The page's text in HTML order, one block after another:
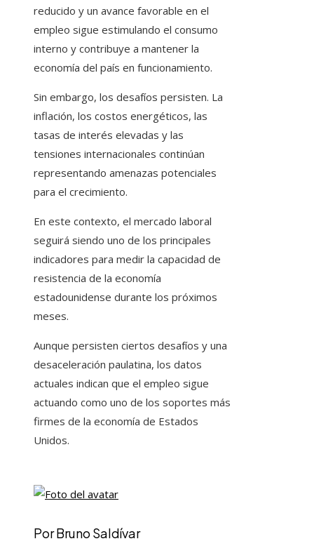
reducido y un avance favorable en el
empleo sigue estimulando el consumo
interno y contribuye a mantener la
economía del país en funcionamiento.
Sin embargo, los desafíos persisten. La
inflación, los costos energéticos, las
tasas de interés elevadas y las
tensiones internacionales continúan
representando amenazas potenciales
para el crecimiento.
En este contexto, el mercado laboral
seguirá siendo uno de los principales
indicadores para medir la capacidad de
resistencia de la economía
estadounidense durante los próximos
meses.
Aunque persisten ciertos desafíos y una
desaceleración paulatina, los datos
actuales indican que el empleo sigue
actuando como uno de los soportes más
firmes de la economía de Estados
Unidos.
Por Bruno Saldívar